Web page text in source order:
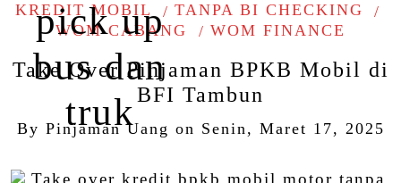
KREDIT MOBIL
TANPA BI CHECKING
WOM CABANG
WOM FINANCE
Take Over Pinjaman BPKB Mobil di
BFI Tambun
By Pinjaman Uang on Senin, Maret 17, 2025